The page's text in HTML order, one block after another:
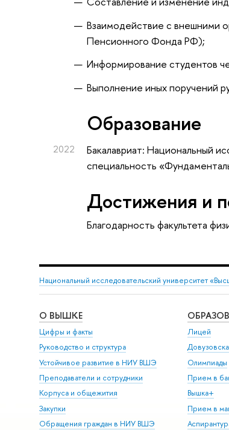
Взаимодействие с внешними
Пенсионного Фонда РФ);
Информирование студентов
Выполнение иных поручений
Oбразование
2022
Бакалавриат: Национальный
специальность
Достижения и
Благодарность факультета
Национальный исследовательский университет
О ВЫШКЕ
Цифры и факты
Руководство и структура
Устойчивое развитие в НИУ ВШЭ
Преподаватели и сотрудники
Корпуса и общежития
Закупки
Обращения граждан в НИУ ВШЭ
Лицей
Олимпиады
Прием в
Вышка+
Прием в